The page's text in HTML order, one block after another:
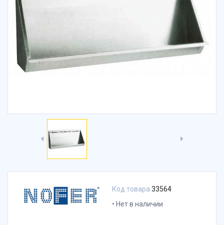
Код товара 33564
Нет в наличии